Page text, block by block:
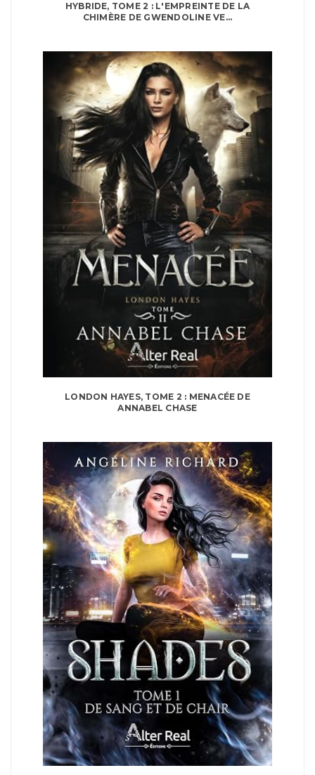
HYBRIDE, TOME 2 : L'EMPREINTE DE LA
CHIMÈRE DE GWENDOLINE VE...
LONDON HAYES, TOME 2 : MENACÉE DE
ANNABEL CHASE